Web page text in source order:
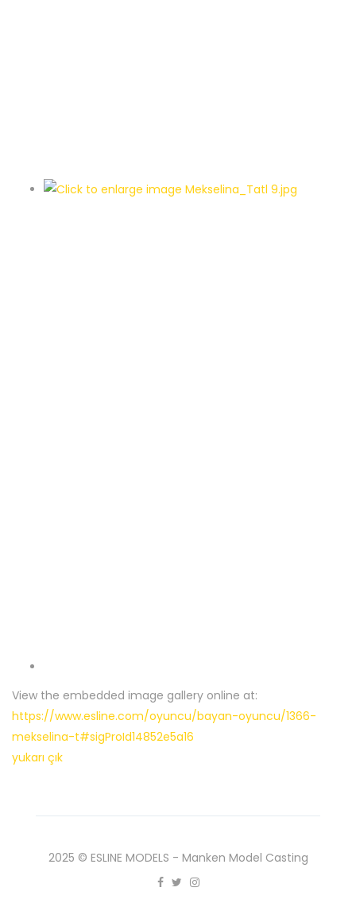
View the embedded image gallery online at:
https://www.esline.com/oyuncu/bayan-oyuncu/1366-
mekselina-t#sigProId14852e5a16
yukarı çık
2025 © ESLINE MODELS - Manken Model Casting